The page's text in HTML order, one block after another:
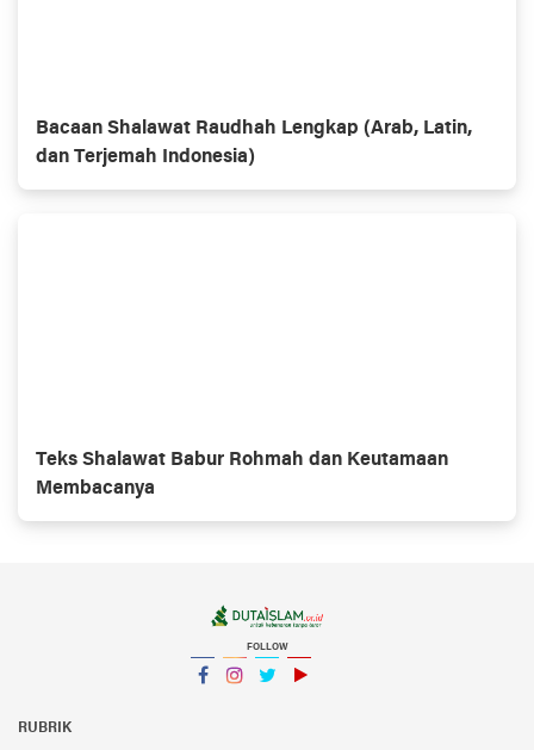
Bacaan Shalawat Raudhah Lengkap (Arab, Latin,
dan Terjemah Indonesia)
Teks Shalawat Babur Rohmah dan Keutamaan
Membacanya
FOLLOW
RUBRIK